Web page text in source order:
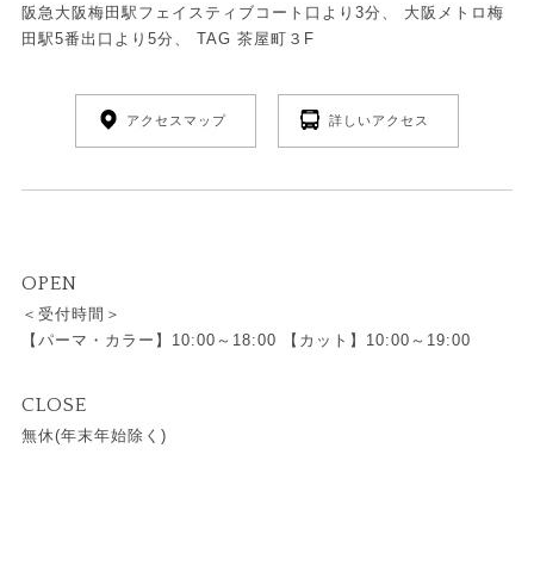
阪急大阪梅田駅フェイスティブコート口より3分、 大阪メトロ梅
田駅5番出口より5分、 TAG 茶屋町３F
アクセスマップ 詳しいアクセス
OPEN
＜受付時間＞
【パーマ・カラー】10:00～18:00 【カット】10:00～19:00
CLOSE
無休(年末年始除く)